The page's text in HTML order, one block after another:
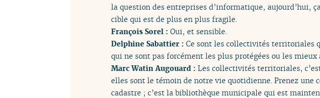
la question des entreprises d’informatique, aujourd’hui,
cible qui est de plus en plus fragile.
François Sorel : Oui, et sensible.
Delphine Sabattier : Ce sont les collectivités territoriales
qui ne sont pas forcément les plus protégées ou les mieux
Marc Watin Augouard : Les collectivités territoriales,
elles sont le témoin de notre vie quotidienne. Prenez une
cadastre ; c’est la bibliothèque municipale qui est